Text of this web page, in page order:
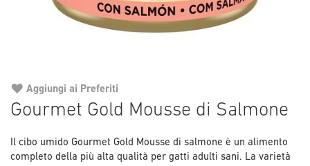
Gourmet Gold Mousse di Salmone
Il cibo umido Gourmet Gold Mousse di salmone è un alimento
completo della più alta qualità per gatti adulti sani. La varietà
Aggiungi ai Preferiti
all'inizio
galleria
di